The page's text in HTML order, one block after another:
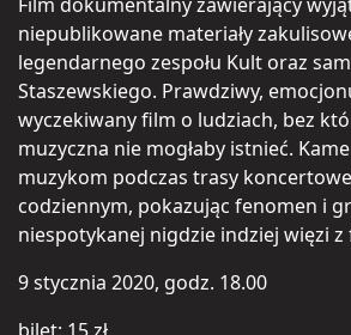
niepublikowane materiały
legendarnego zespołu Kult oraz
Staszewskiego. Prawdziwy,
wyczekiwany film o ludziach, bez
muzyczna nie mogłaby istnieć.
muzykom podczas trasy
codziennym, pokazując fenomen i
niespotykanej nigdzie indziej więzi z
9 stycznia 2020, godz. 18.00